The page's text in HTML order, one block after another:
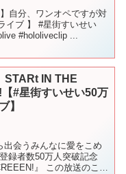
自分、ワンオペですが対
イブ 】 #星街すいせい
#hololiveclip ...
STARt IN THE
#星街すいせい50万
】
会うみんなに愛をこめ
録者数50万人突破記念
』 この放送のこと